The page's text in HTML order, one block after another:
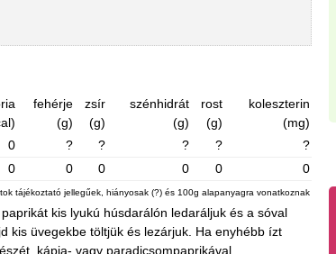
fehérje
(g)
zsír
(g)
szénhidrát
(g)
rost
(g)
koleszterin
(mg)
0 ? ? ? ?
?
0 0 0 0 0 0
tájékoztató jellegűek, hiányosak (?) és 100g alapanyagra vonatkoznak
kis lyukú húsdarálón ledaráljuk és a sóval
kis üvegekbe töltjük és lezárjuk. Ha enyhébb ízt
kápia- vagy paradicsompaprikával